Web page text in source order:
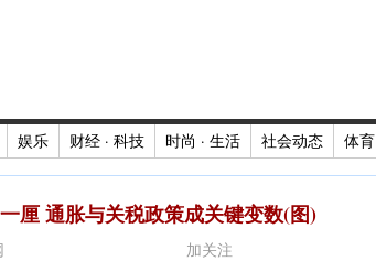
娱乐 财经 · 科技 时尚 · 生活 社会动态 体育
厘 通胀与关税政策成关键变数(图)
加关注